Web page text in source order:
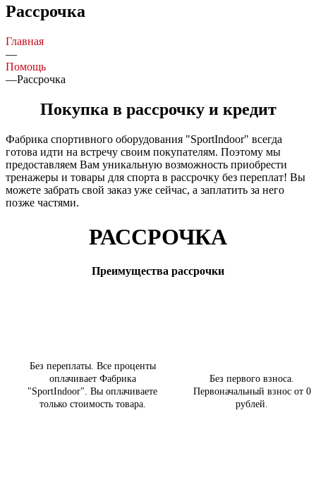
Рассрочка
Главная
—
Помощь
—Рассрочка
Покупка в рассрочку и кредит
Фабрика спортивного оборудования "SportIndoor" всегда
готова идти на встречу своим покупателям. Поэтому мы
предоставляем Вам уникальную возможность приобрести
тренажеры и товары для спорта в рассрочку без переплат! Вы
можете забрать свой заказ уже сейчас, а заплатить за него
позже частями.
РАССРОЧКА
Преимущества рассрочки
Без переплаты. Все проценты
оплачивает Фабрика
"SportIndoor". Вы оплачиваете
только стоимость товара.
Без первого взноса.
Первоначальный взнос от 0
рублей.